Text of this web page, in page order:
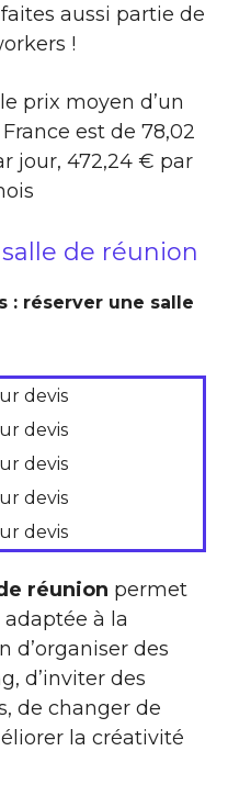
aussi partie de
!
prix moyen d’un
est de 78,02
jour, 472,24 € par
de réunion
: réserver une salle
devis
devis
devis
devis
devis
réunion permet
à la
d’organiser des
d’inviter des
de changer de
la créativité